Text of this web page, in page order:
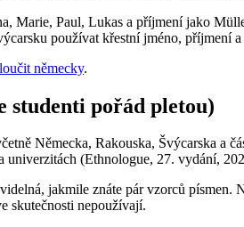
Marie, Paul, Lukas a příjmení jako
používat křestní jméno, příjmení
německy.
studenti pořád pletou)
Německa, Rakouska, Švýcarska a
univerzitách (Ethnologue, 27. vydání,
jakmile znáte pár vzorců
skutečnosti nepoužívají.